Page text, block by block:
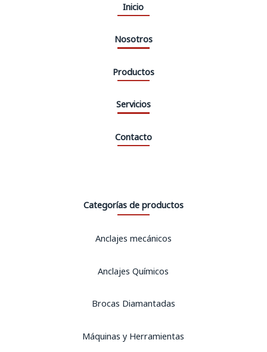
Inicio
Nosotros
Productos
Servicios
Contacto
Categorías de productos
Anclajes mecánicos
Anclajes Químicos
Brocas Diamantadas
Máquinas y Herramientas